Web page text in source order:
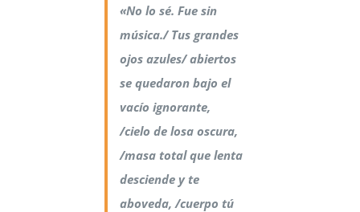
«No lo sé. Fue sin
música./ Tus grandes
ojos azules/ abiertos
se quedaron bajo el
vacío ignorante,
/cielo de losa oscura,
/masa total que lenta
desciende y te
aboveda, /cuerpo tú